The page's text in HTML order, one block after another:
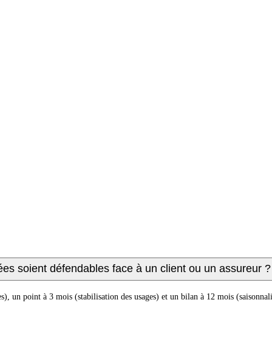
soient défendables face à un client ou un assureur ?
un point à 3 mois (stabilisation des usages) et un bilan à 12 mois